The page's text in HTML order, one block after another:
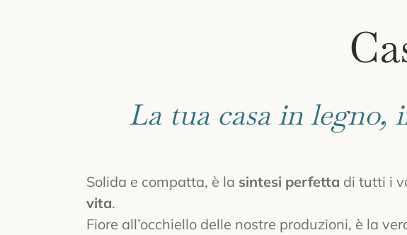
La tua casa in legno,
Solida e compatta, è la sintesi perfetta di tutti i
vita.
Fiore all’occhiello delle nostre produzioni, è la